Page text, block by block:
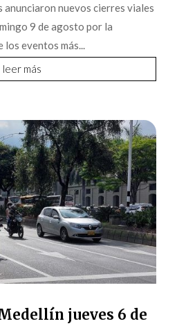
nuevos cierres viales
9 de agosto por la
eventos más...
leer más
jueves 6 de